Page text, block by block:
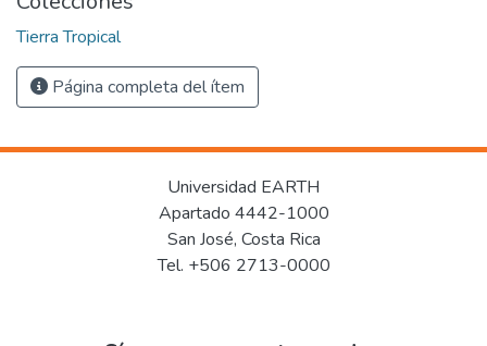
Tierra Tropical
Página completa del ítem
Universidad EARTH
Apartado 4442-1000
San José, Costa Rica
Tel. +506 2713-0000